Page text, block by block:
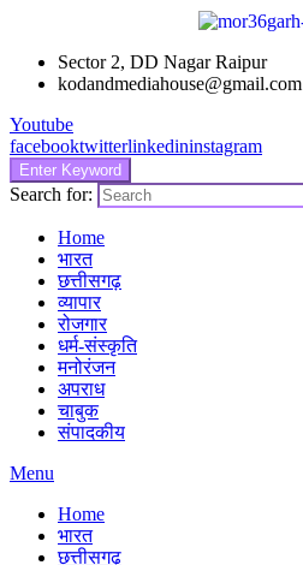
Sector 2, DD Nagar Raipur
kodandmediahouse@gmail.com
Youtube
facebooktwitterlinkedininstagram
Enter Keyword
Search for:
Home
भारत
छत्तीसगढ़
व्यापार
रोजगार
धर्म-संस्कृति
मनोरंजन
अपराध
चाबुक
संपादकीय
Menu
Home
भारत
छत्तीसगढ़